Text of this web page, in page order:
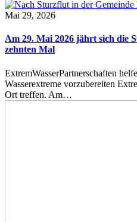
Mai 29, 2026
Am 29. Mai 2026 jährt sich die
zehnten Mal
ExtremWasserPartnerschaften
Wasserextreme vorzubereiten
Ort treffen. Am…